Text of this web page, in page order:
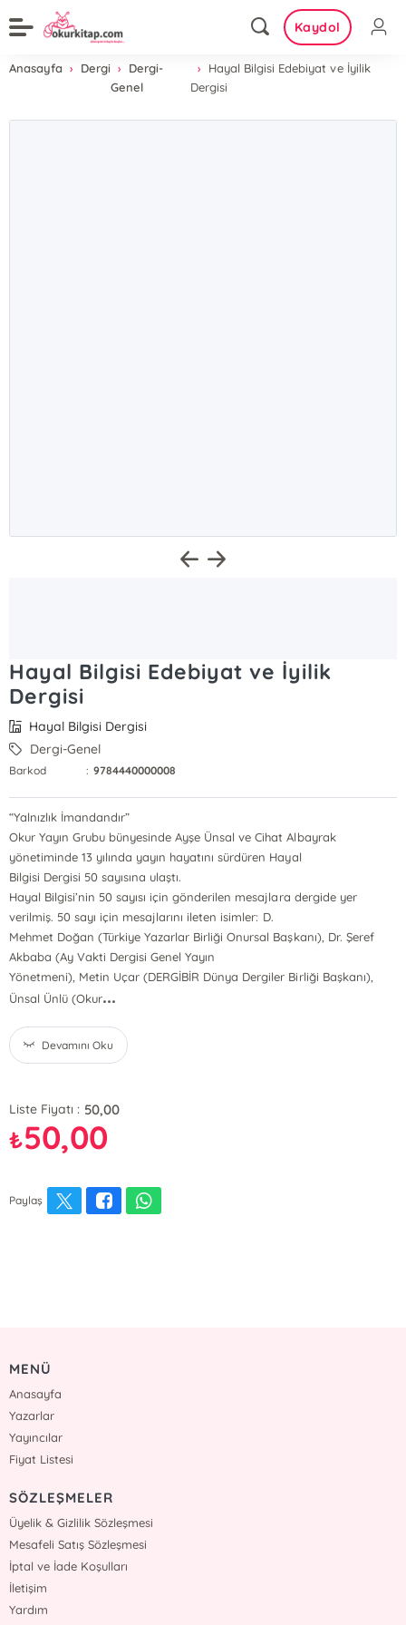
Kaydol
Anasayfa Dergi
Dergi-
Genel
Hayal Bilgisi Edebiyat ve İyilik
Dergisi
Hayal Bilgisi Edebiyat ve İyilik
Dergisi
Hayal Bilgisi Dergisi
Dergi-Genel
Barkod : 9784440000008
“Yalnızlık İmandandır”
Okur Yayın Grubu bünyesinde Ayşe Ünsal ve Cihat Albayrak
yönetiminde 13 yılında yayın hayatını sürdüren Hayal
Bilgisi Dergisi 50 sayısına ulaştı.
Hayal Bilgisi’nin 50 sayısı için gönderilen mesajlara dergide yer
verilmiş. 50 sayı için mesajlarını ileten isimler: D.
Mehmet Doğan (Türkiye Yazarlar Birliği Onursal Başkanı), Dr. Şeref
Akbaba (Ay Vakti Dergisi Genel Yayın
Yönetmeni), Metin Uçar (DERGİBİR Dünya Dergiler Birliği Başkanı),
Ünsal Ünlü (Okur...
Devamını Oku
Liste Fiyatı : 50,00
₺50,00
Paylaş
MENÜ
Anasayfa
Yazarlar
Yayıncılar
Fiyat Listesi
SÖZLEŞMELER
Üyelik & Gizlilik Sözleşmesi
Mesafeli Satış Sözleşmesi
İptal ve İade Koşulları
İletişim
Yardım